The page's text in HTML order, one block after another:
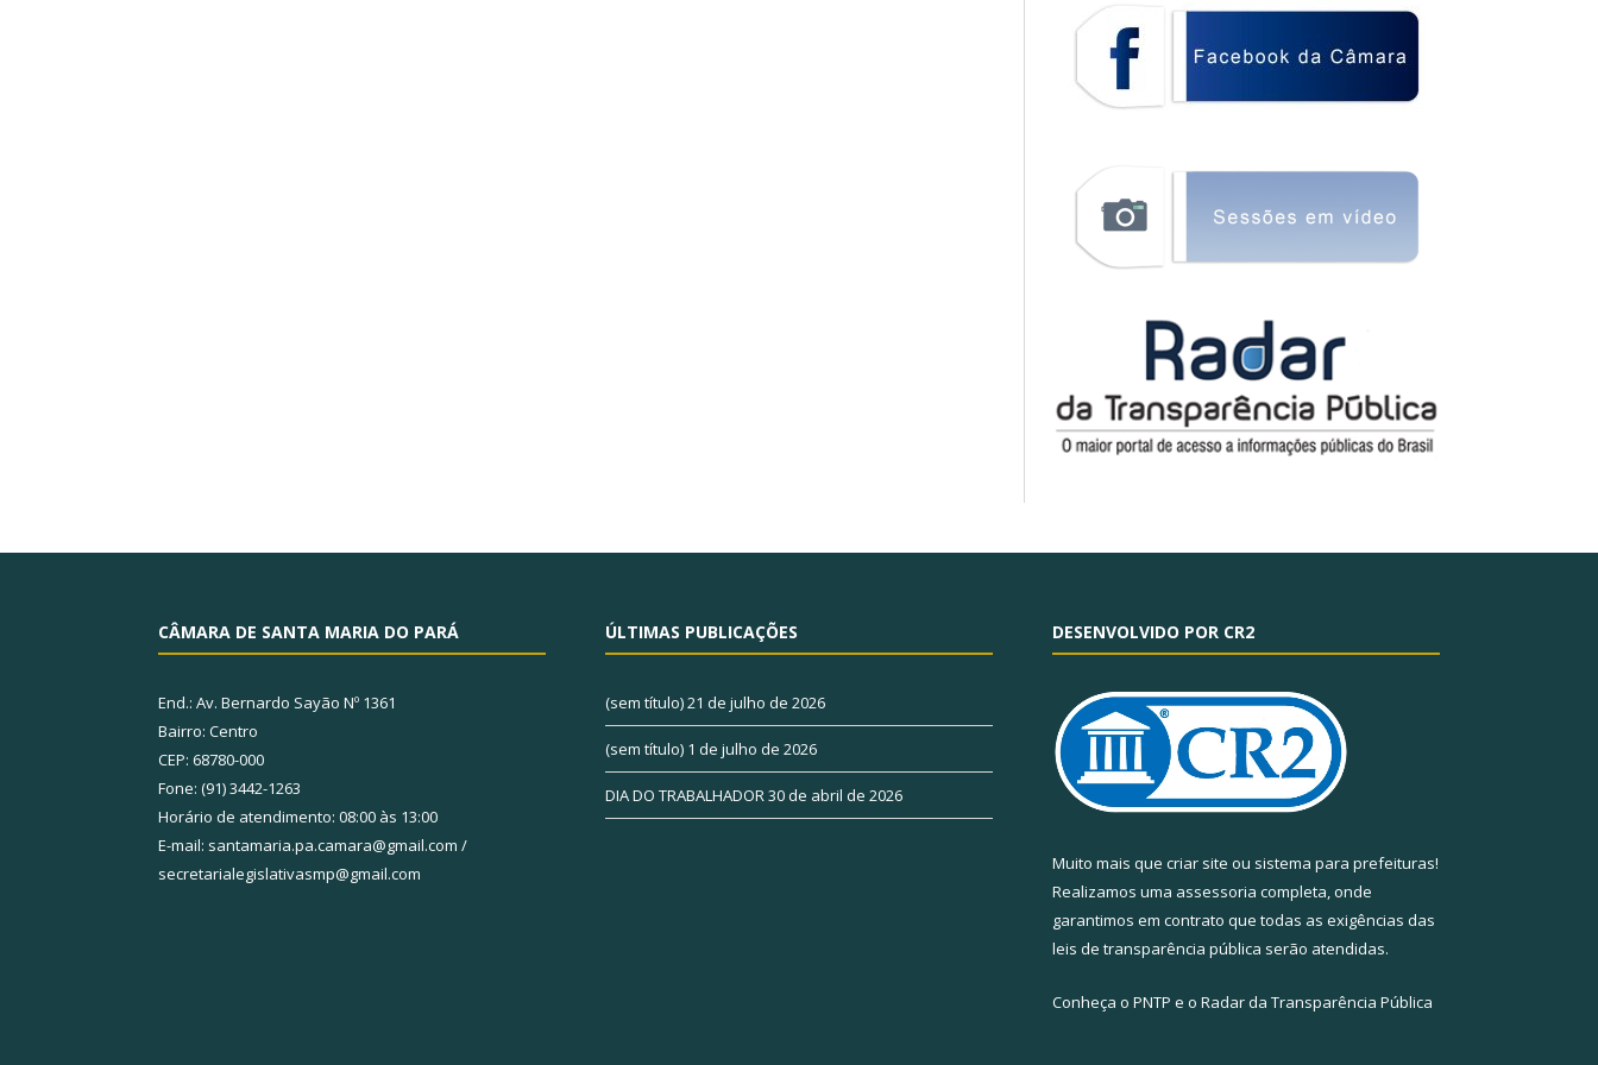
CÂMARA DE SANTA MARIA DO PARÁ
End.: Av. Bernardo Sayão Nº 1361
Bairro: Centro
CEP: 68780-000
Fone: (91) 3442-1263
Horário de atendimento: 08:00 às 13:00
E-mail: santamaria.pa.camara@gmail.com /
secretarialegislativasmp@gmail.com
ÚLTIMAS PUBLICAÇÕES
(sem título)21 de julho de 2026
(sem título) 1 de julho de 2026
DIA DO TRABALHADOR30 de abril de 2026
DESENVOLVIDO POR CR2
Muito mais que criar site ou sistema para prefeituras!
Realizamos uma assessoria completa, onde
garantimos em contrato que todas as exigências das
leis de transparência pública serão atendidas.
Conheça o PNTP e o Radar da Transparência Pública